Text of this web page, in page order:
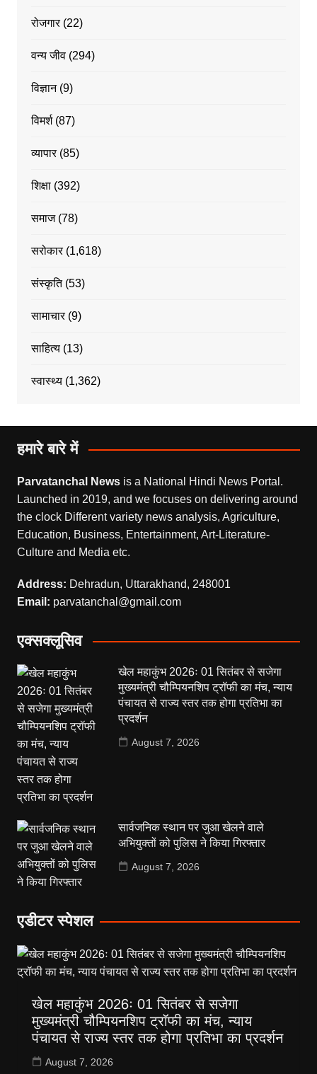
रोजगार(22)
वन्य जीव(294)
विज्ञान(9)
विमर्श(87)
व्यापार(85)
शिक्षा(392)
समाज(78)
सरोकार(1,618)
संस्कृति(53)
सामाचार(9)
साहित्य(13)
स्वास्थ्य(1,362)
हमारे बारे में
Parvatanchal Newsis a National Hindi News Portal.
Launched in 2019, and we focuses on delivering around
the clock Different variety news analysis, Agriculture,
Education, Business, Entertainment, Art-Literature-
Culture and Media etc.
Address: Dehradun, Uttarakhand, 248001
Email: parvatanchal@gmail.com
एक्सक्लूसिव
खेल महाकुंभ 2026ः 01 सितंबर से सजेगा
मुख्यमंत्री चौम्पियनशिप ट्रॉफी का मंच, न्याय
पंचायत से राज्य स्तर तक होगा प्रतिभा का
प्रदर्शन
August 7, 2026
सार्वजनिक स्थान पर जुआ खेलने वाले
अभियुक्तों को पुलिस ने किया गिरफ्तार
August 7, 2026
एडीटर स्पेशल
खेल महाकुंभ 2026ः 01 सितंबर से सजेगा
मुख्यमंत्री चौम्पियनशिप ट्रॉफी का मंच, न्याय
पंचायत से राज्य स्तर तक होगा प्रतिभा का प्रदर्शन
August 7, 2026